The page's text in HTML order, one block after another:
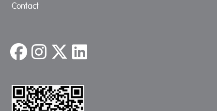
Contact